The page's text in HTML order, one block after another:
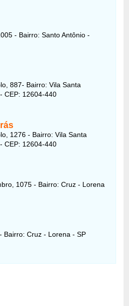
- Bairro: Santo Antônio -
887- Bairro: Vila Santa
CEP: 12604-440
1276 - Bairro: Vila Santa
CEP: 12604-440
1075 - Bairro: Cruz - Lorena
Bairro: Cruz - Lorena - SP